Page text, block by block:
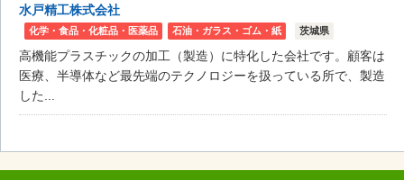
水戸精工株式会社
化学・食品・化粧品・医薬品 石油・ガラス・ゴム・紙 茨城県
高機能プラスチックの加工（製造）に特化した会社です。顧客は
医療、半導体など最先端のテクノロジーを扱っている所で、製造
した...